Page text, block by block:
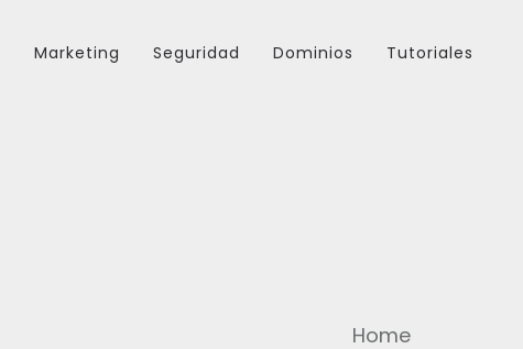
Marketing Seguridad Dominios Tutoriales
Home